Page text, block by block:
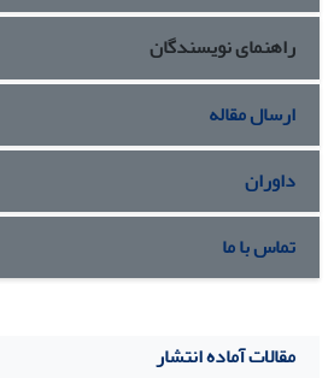
ایجاد کسب‌وکارهای پایدار و اثرگذار را فراهم
زنان نه تنها فعالیت اقتصادی، بلکه محرکی
اقتصادی محسوب می‌شود.
راهنمای نویسندگان
ارسال مقاله
داوران
تماس با ما
مقالات آماده انتشار